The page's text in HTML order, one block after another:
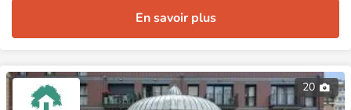
En savoir plus
20